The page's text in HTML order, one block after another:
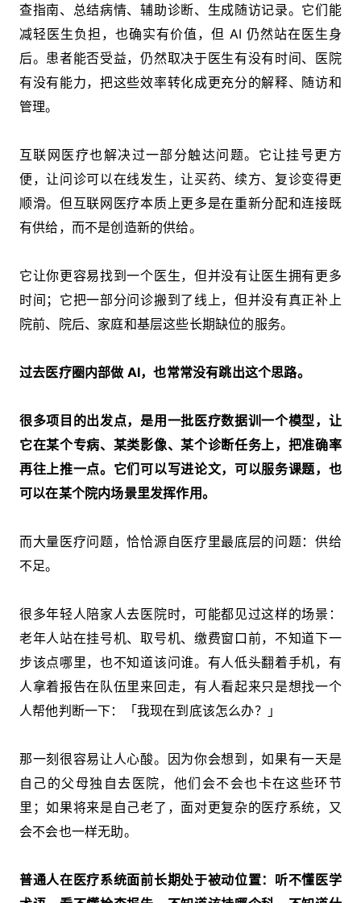
查指南、总结病情、辅助诊断、生成随访记录。它们能
减轻医生负担，也确实有价值，但 AI 仍然站在医生身
后。患者能否受益，仍然取决于医生有没有时间、医院
有没有能力，把这些效率转化成更充分的解释、随访和
管理。
互联网医疗也解决过一部分触达问题。它让挂号更方
便，让问诊可以在线发生，让买药、续方、复诊变得更
顺滑。但互联网医疗本质上更多是在重新分配和连接既
有供给，而不是创造新的供给。
它让你更容易找到一个医生，但并没有让医生拥有更多
时间；它把一部分问诊搬到了线上，但并没有真正补上
院前、院后、家庭和基层这些长期缺位的服务。
过去医疗圈内部做 AI，也常常没有跳出这个思路。
很多项目的出发点，是用一批医疗数据训一个模型，让
它在某个专病、某类影像、某个诊断任务上，把准确率
再往上推一点。它们可以写进论文，可以服务课题，也
可以在某个院内场景里发挥作用。
而大量医疗问题，恰恰源自医疗里最底层的问题：供给
不足。
很多年轻人陪家人去医院时，可能都见过这样的场景：
老年人站在挂号机、取号机、缴费窗口前，不知道下一
步该点哪里，也不知道该问谁。有人低头翻着手机，有
人拿着报告在队伍里来回走，有人看起来只是想找一个
人帮他判断一下：「我现在到底该怎么办？」
那一刻很容易让人心酸。因为你会想到，如果有一天是
自己的父母独自去医院，他们会不会也卡在这些环节
里；如果将来是自己老了，面对更复杂的医疗系统，又
会不会也一样无助。
普通人在医疗系统面前长期处于被动位置：听不懂医学